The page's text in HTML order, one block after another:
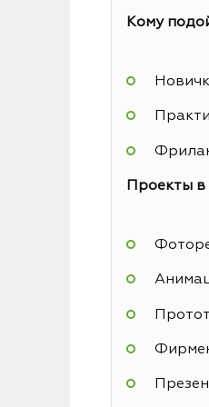
Кому
Проекты